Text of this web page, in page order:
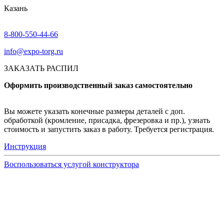
Казань
8-800-550-44-66
info@expo-torg.ru
ЗАКАЗАТЬ РАСПИЛ
Оформить производственный заказ самостоятельно
Вы можете указать конечные размеры деталей с доп.
обработкой (кромление, присадка, фрезеровка и пр.), узнать
стоимость и запустить заказ в работу. Требуется регистрация.
Инструкция
Воспользоваться услугой конструктора